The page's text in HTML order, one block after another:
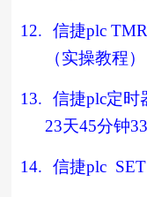
12. 信捷plc TMR
（实操教程）
13. 信捷plc定时
23天45分钟
14. 信捷plc